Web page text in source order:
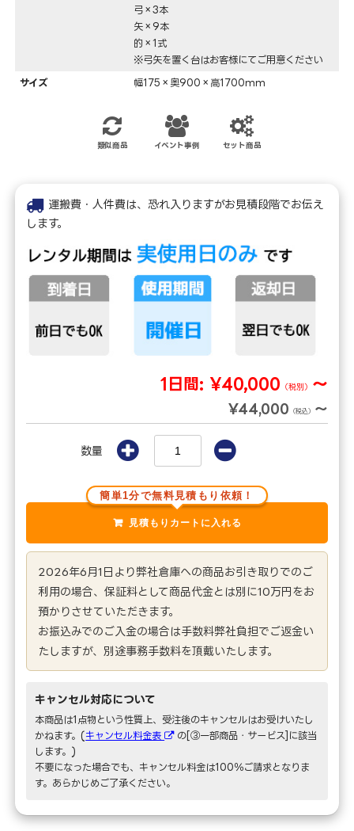
弓×3本
矢×9本
的×1式
※弓矢を置く台はお客様にてご用意ください
サイズ 幅175×奥900×高1700mm
類似商品 イベント事例 セット商品
運搬費・人件費は、恐れ入りますがお見積段階でお伝え
します。
1日間: ¥40,000 （税別） ～
¥44,000 （税込） ～
数量
簡単1分で無料見積もり依頼！
2026年6月1日より弊社倉庫への商品お引き取りでのご
利用の場合、保証料として商品代金とは別に10万円をお
預かりさせていただきます。
お振込みでのご入金の場合は手数料弊社負担でご返金い
たしますが、別途事務手数料を頂戴いたします。
キャンセル対応について
本商品は1点物という性質上、受注後のキャンセルはお受けいたし
かねます。(キャンセル料金表
の[③一部商品・サービス]に該当
します。)
不要になった場合でも、キャンセル料金は100％ご請求となりま
す。あらかじめご了承ください。